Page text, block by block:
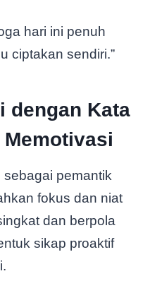
hari ini penuh
ciptakan sendiri.”
dengan Kata
pemantik
fokus dan niat
dan berpola
sikap proaktif